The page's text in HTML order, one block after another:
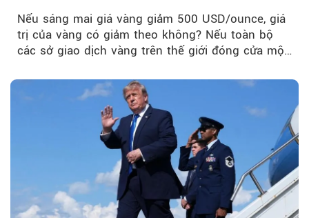
Nếu sáng mai giá vàng giảm 500 USD/ounce, giá
trị của vàng có giảm theo không? Nếu toàn bộ
các sở giao dịch vàng trên thế giới đóng cửa một